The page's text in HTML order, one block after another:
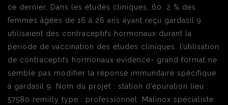
ce dernier. Dans les études cliniques, 60, 2 % des
femmes âgées de 16 à 26 ans ayant reçu gardasil 9
utilisaient des contraceptifs hormonaux durant la
période de vaccination des études cliniques. l’utilisation
de contraceptifs hormonaux evidence- grand format ne
semble pas modifier la réponse immunitaire spécifique
à gardasil 9. Nom du projet : station d’épuration lieu :
57580 remilly type : professionnel. Malinox spécialiste